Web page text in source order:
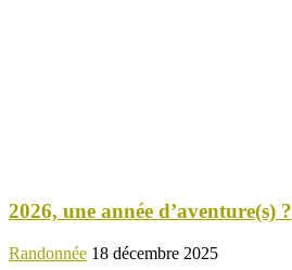
2026, une année d’aventure(s) ?
Randonnée 18 décembre 2025